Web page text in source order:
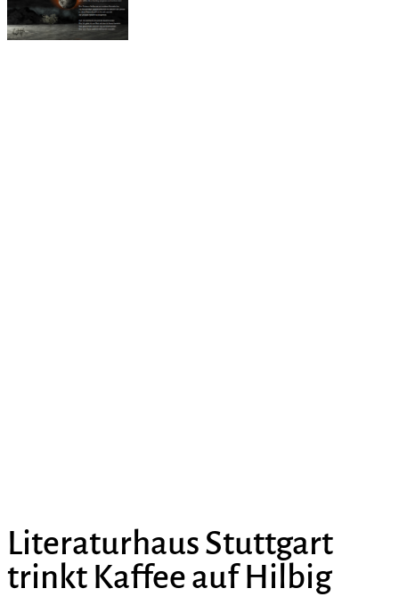
Literaturhaus Stuttgart
trinkt Kaffee auf Hilbig